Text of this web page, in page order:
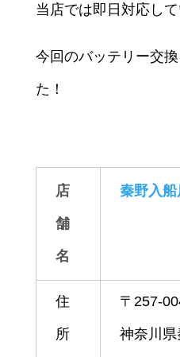
当店では即日対応して
今回のバッテリー交
た！
店
舗
名
秦野入船
住
所
〒257-
神奈川